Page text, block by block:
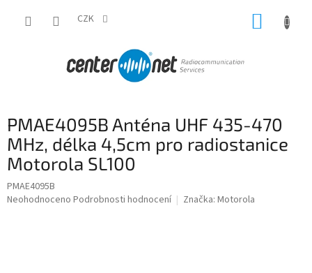
CZK
PMAE4095B Anténa UHF 435-470
MHz, délka 4,5cm pro radiostanice
Motorola SL100
PMAE4095B
Průměrné
Neohodnoceno Podrobnosti hodnocení Značka: Motorola